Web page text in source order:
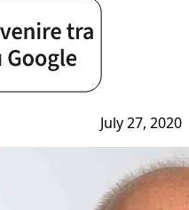
July 27, 2020